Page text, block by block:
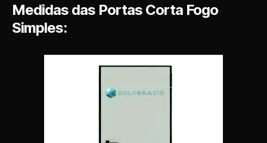
Medidas das Portas Corta Fogo
Simples: